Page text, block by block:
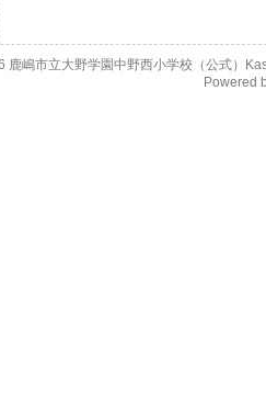
鹿嶋市立大野学園中野西小学校（公式）
Powered